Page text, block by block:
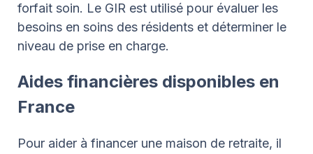
forfait soin. Le GIR est utilisé pour évaluer les
besoins en soins des résidents et déterminer le
niveau de prise en charge.
Aides financières disponibles en
France
Pour aider à financer une maison de retraite, il